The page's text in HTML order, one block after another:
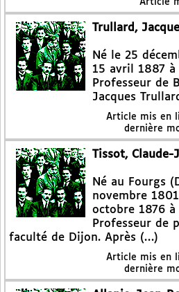
Trullard,
Né le 25
15 avril 1887 à
Professeur de
Jacques
Article mis en
dernière
Tissot, Claude-
Né au Fourgs
novembre
octobre 1876 à
Professeur de
faculté de Dijon. Après (…)
Article mis en
dernière